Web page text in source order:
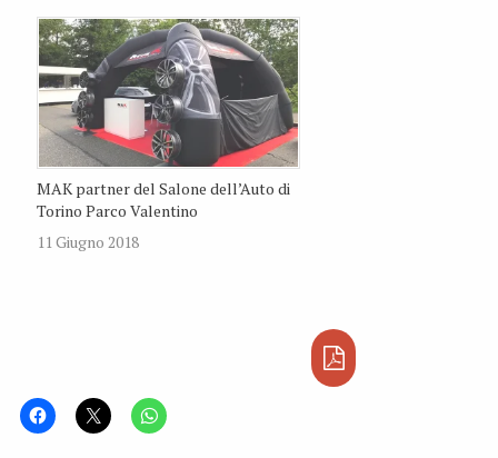
MAK partner del Salone dell’Auto di
Torino Parco Valentino
11 Giugno 2018